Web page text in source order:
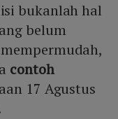
bukanlah hal
belum
contoh
17 Agustus